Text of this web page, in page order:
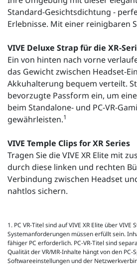
Standard-Gesichtsdichtung -
Erlebnisse. Mit einer reinigbaren
VIVE Deluxe Strap für die XR-
Ein von hinten nach vorne
das Gewicht zwischen Headset-
Akkuhalterung bequem verteilt.
bevorzugte Passform ein, um
beim Standalone- und PC-VR-
gewährleisten.1
VIVE Temple Clips for XR Series
Tragen Sie die VIVE XR Elite mit
durch diese linken und rechten
Verbindung zwischen Headset
nahtlos sichern.
1. PC VR-Titel sind auf VIVE XR Elite über
Systemanforderungen müssen erfüllt sein.
fähiger PC erforderlich. PC-VR-Titel sind
Qualität der VR/MR-Inhalte hängt von den PC-
Softwareeinstellungen und der